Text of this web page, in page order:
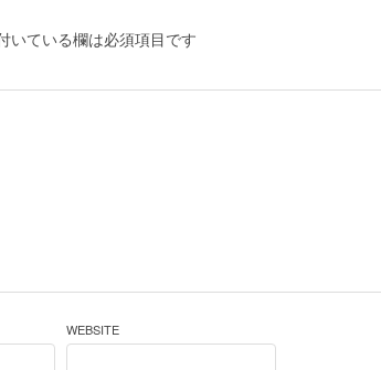
いている欄は必須項目です
WEBSITE